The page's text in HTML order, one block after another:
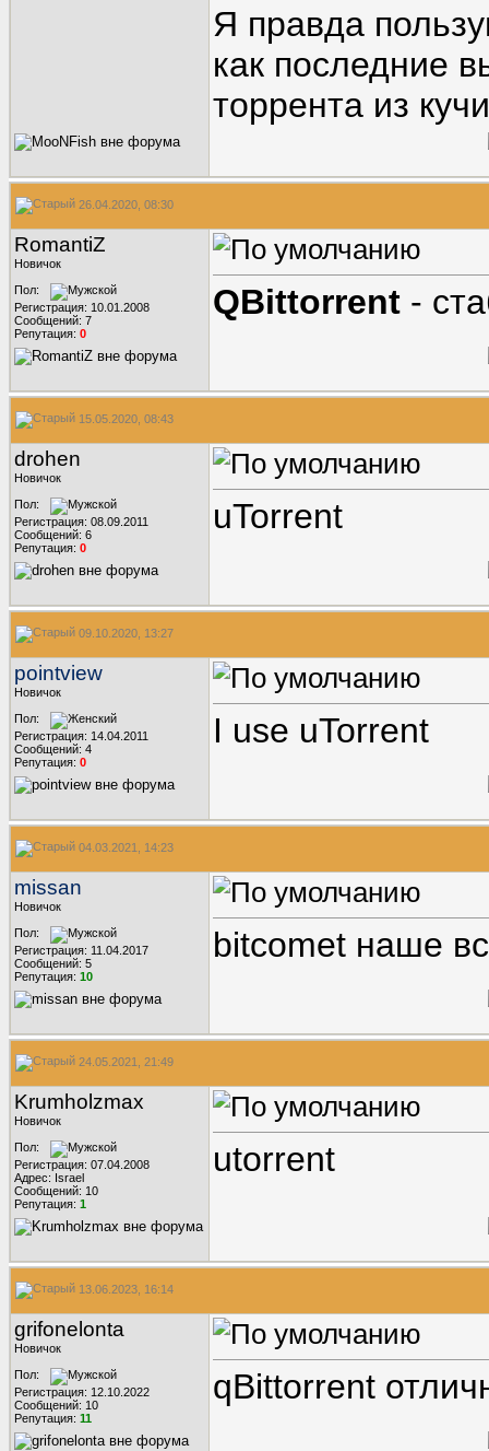
Я правда
как последние
торрента из
26.04.2020, 08:30
RomantiZ
Новичок
Пол:
Регистрация: 10.01.2008
Сообщений: 7
Репутация: 0
QBittorrent -
15.05.2020, 08:43
drohen
Новичок
Пол:
Регистрация: 08.09.2011
Сообщений: 6
Репутация: 0
uTorrent
09.10.2020, 13:27
pointview
Новичок
Пол:
Регистрация: 14.04.2011
Сообщений: 4
Репутация: 0
I use uTorrent
04.03.2021, 14:23
missan
Новичок
Пол:
Регистрация: 11.04.2017
Сообщений: 5
Репутация: 10
bitcomet наше
24.05.2021, 21:49
Krumholzmax
Новичок
Пол:
Регистрация: 07.04.2008
Адрес: Israel
Сообщений: 10
Репутация: 1
utorrent
13.06.2023, 16:14
grifonelonta
Новичок
Пол:
Регистрация: 12.10.2022
Сообщений: 10
Репутация: 11
qBittorrent